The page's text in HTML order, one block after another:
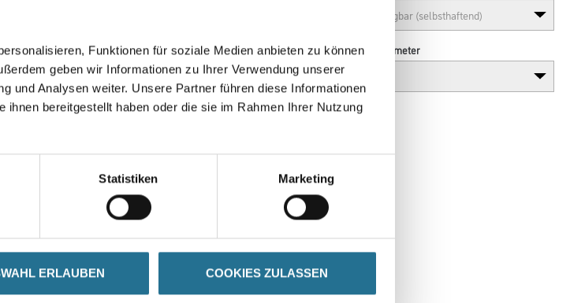
Funktionen für soziale Medien anbieten zu können
geben wir Informationen zu Ihrer Verwendung unserer
und Analysen weiter. Unsere Partner führen diese Informationen
bereitgestellt haben oder die sie im Rahmen Ihrer Nutzung
Statistiken Marketing
ERLAUBEN COOKIES ZULASSEN
Länge in centimeter Breite in centimeter
Gebinde
Umrechnungsfaktoren